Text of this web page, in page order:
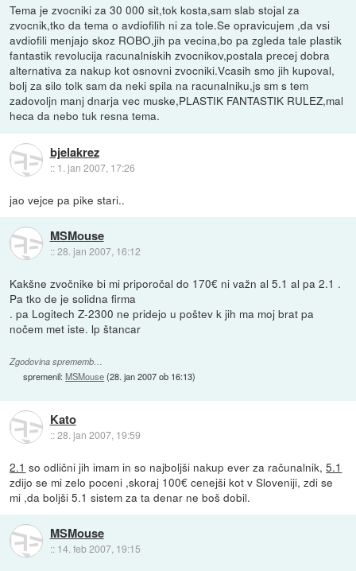
Tema je zvocniki za 30 000 sit,tok kosta,sam slab stojal za
zvocnik,tko da tema o avdiofilih ni za tole.Se opravicujem ,da vsi
avdiofili menjajo skoz ROBO,jih pa vecina,bo pa zgleda tale plastik
fantastik revolucija racunalniskih zvocnikov,postala precej dobra
alternativa za nakup kot osnovni zvocniki.Vcasih smo jih kupoval,
bolj za silo tolk sam da neki spila na racunalniku,js sm s tem
zadovoljn manj dnarja vec muske,PLASTIK FANTASTIK RULEZ,mal
heca da nebo tuk resna tema.
bjelakrez
:: 1. jan 2007, 17:26
jao vejce pa pike stari..
MSMouse
::28. jan 2007, 16:12
Kakšne zvočnike bi mi priporočal do 170€ ni važn al 5.1 al pa 2.1 .
Pa tko de je solidna firma
. pa Logitech Z-2300 ne pridejo u poštev k jih ma moj brat pa
nočem met iste. lp štancar
Zgodovina sprememb…
spremenil:MSMouse(28. jan 2007 ob 16:13)
Kato
::28. jan 2007, 19:59
2.1 so odlični jih imam in so najboljši nakup ever za računalnik,5.1
zdijo se mi zelo poceni ,skoraj 100€ cenejši kot v Sloveniji, zdi se
mi ,da boljši 5.1 sistem za ta denar ne boš dobil.
MSMouse
:: 14. feb 2007, 19:15